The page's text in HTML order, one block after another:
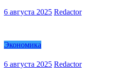
6 августа 2025 Redactor
Экономика
6 августа 2025 Redactor